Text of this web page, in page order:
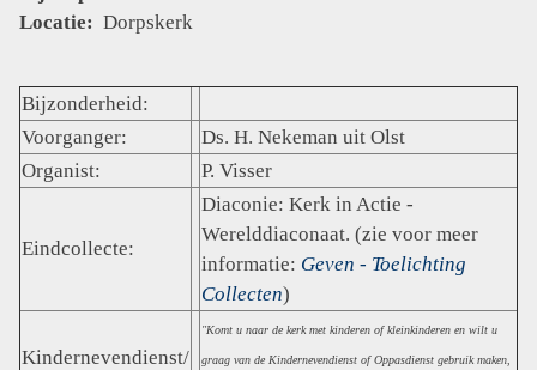
Locatie: Dorpskerk
Bijzonderheid:
Voorganger:
Ds. H. Nekeman uit Olst
Organist:
P. Visser
Eindcollecte:
Diaconie: Kerk in Actie -
Werelddiaconaat. (zie voor meer
informatie: Geven - Toelichting
Collecten)
Kindernevendienst/
"Komt u naar de kerk met kinderen of kleinkinderen en wilt u
graag van de Kindernevendienst of Oppasdienst gebruik maken,